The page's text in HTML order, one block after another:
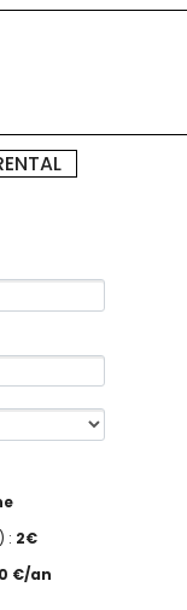
: 2€
€/an